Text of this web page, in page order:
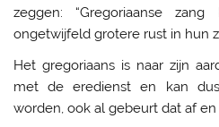
zeggen: “Gregoriaanse
ongetwijfeld grotere rust in hun
Het gregoriaans is naar zijn
met de eredienst en kan
worden, ook al gebeurt dat af en